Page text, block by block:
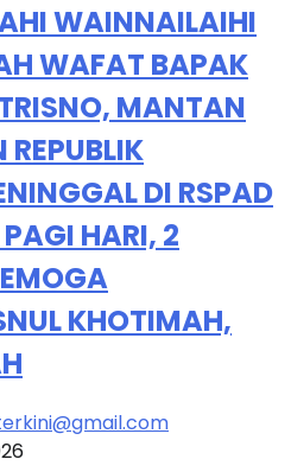
WAINNAILAIHI
WAFAT BAPAK
MANTAN
REPUBLIK
DI RSPAD
HARI, 2
KHOTIMAH,